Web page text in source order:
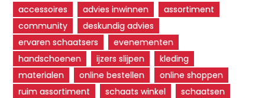
accessoires advies inwinnen
assortiment
community
deskundig advies
ervaren schaatsers
evenementen
handschoenen
ijzers slijpen
kleding
materialen
online bestellen
online shoppen
ruim assortiment
schaats winkel
schaatsen